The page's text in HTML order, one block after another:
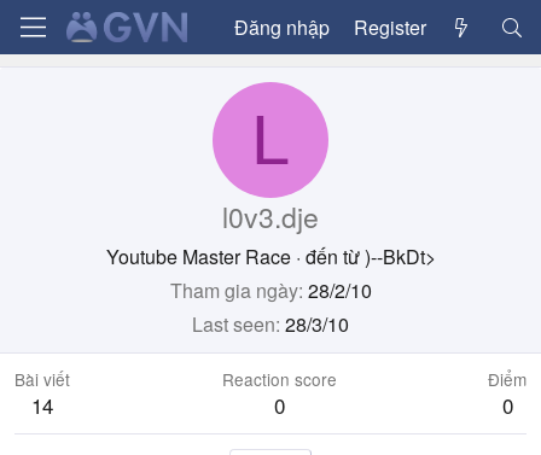
Đăng nhập Register
L
l0v3.dje
Youtube Master Race · đến từ)--BkDt>
Tham gia ngày 28/2/10
Last seen 28/3/10
Bài viết
14
Reaction score
0
Điểm
0